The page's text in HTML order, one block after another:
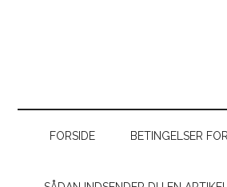
FORSIDE BETINGELSER